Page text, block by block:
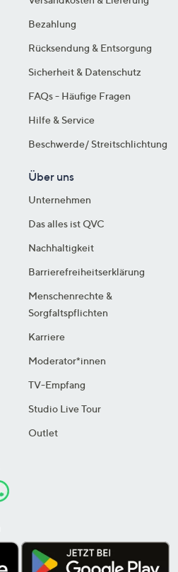
Bezahlung
Rücksendung & Entsorgung
Sicherheit & Datenschutz
FAQs - Häufige Fragen
Hilfe & Service
Beschwerde/ Streitschlichtung
Über uns
Unternehmen
Das alles ist QVC
Nachhaltigkeit
Barrierefreiheitserklärung
Menschenrechte &
Sorgfaltspflichten
Karriere
Moderator*innen
TV-Empfang
Studio Live Tour
Outlet